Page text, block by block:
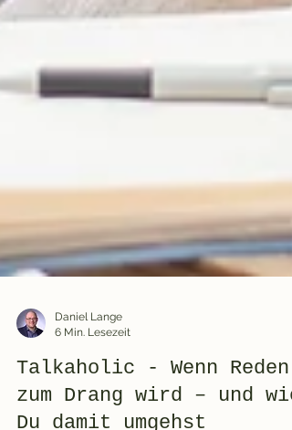
Daniel Lange
6 Min. Lesezeit
Talkaholic - Wenn Reden